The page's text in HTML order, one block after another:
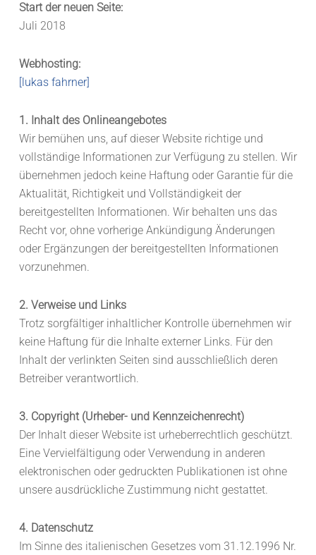
Start der neuen Seite:
Juli 2018
Webhosting:
[lukas fahrner]
1. Inhalt des Onlineangebotes
Wir bemühen uns, auf dieser Website richtige und
vollständige Informationen zur Verfügung zu stellen. Wir
übernehmen jedoch keine Haftung oder Garantie für die
Aktualität, Richtigkeit und Vollständigkeit der
bereitgestellten Informationen. Wir behalten uns das
Recht vor, ohne vorherige Ankündigung Änderungen
oder Ergänzungen der bereitgestellten Informationen
vorzunehmen.
2. Verweise und Links
Trotz sorgfältiger inhaltlicher Kontrolle übernehmen wir
keine Haftung für die Inhalte externer Links. Für den
Inhalt der verlinkten Seiten sind ausschließlich deren
Betreiber verantwortlich.
3. Copyright (Urheber- und Kennzeichenrecht)
Der Inhalt dieser Website ist urheberrechtlich geschützt.
Eine Vervielfältigung oder Verwendung in anderen
elektronischen oder gedruckten Publikationen ist ohne
unsere ausdrückliche Zustimmung nicht gestattet.
4. Datenschutz
Im Sinne des italienischen Gesetzes vom 31.12.1996 Nr.